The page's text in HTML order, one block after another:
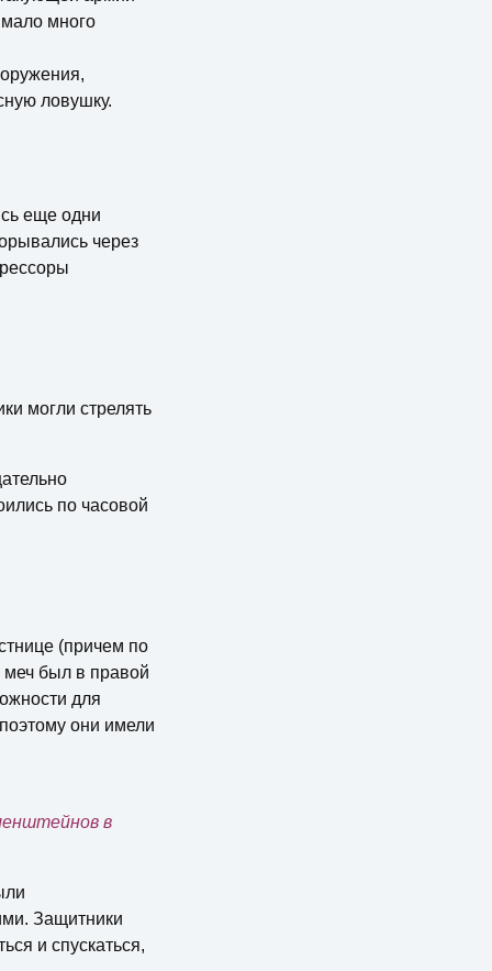
много
ловушку.
еще одни
через
могли стрелять
по часовой
(причем по
меч был в правой
для
они имели
в
Защитники
и спускаться,